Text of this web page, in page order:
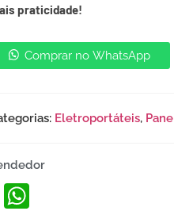
praticidade!
Comprar no WhatsApp
Eletroportáteis,
WhatsApp